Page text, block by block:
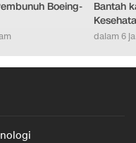
Boeing-
Bantah
dalam 6